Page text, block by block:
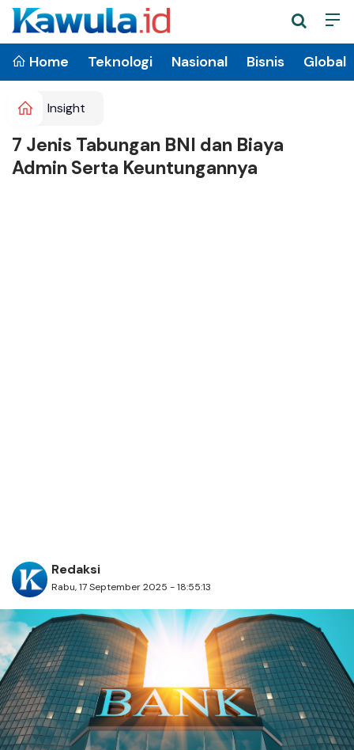
Home Teknologi Nasional Bisnis Global
Insight
7 Jenis Tabungan BNI dan Biaya
Admin Serta Keuntungannya
Redaksi
Rabu, 17 September 2025 - 18:55:13